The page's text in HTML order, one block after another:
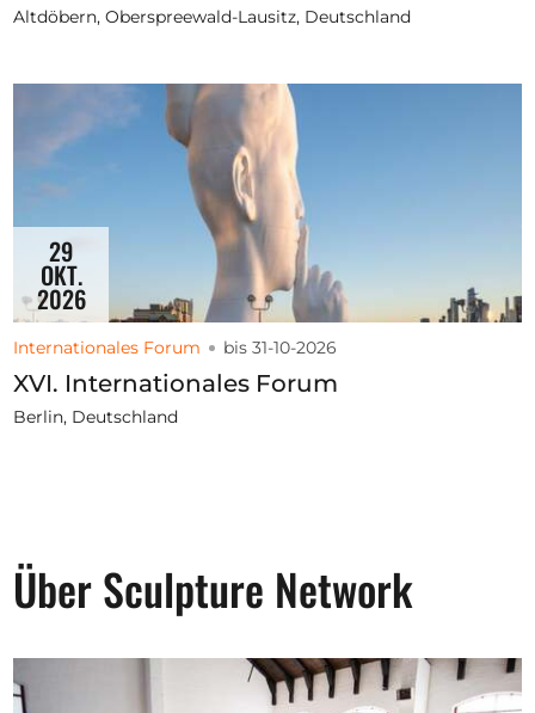
Altdöbern, Oberspreewald-Lausitz, Deutschland
29
OKT.
2026
Internationales Forum bis 31-10-2026
XVI. Internationales Forum
Berlin, Deutschland
Über Sculpture Network